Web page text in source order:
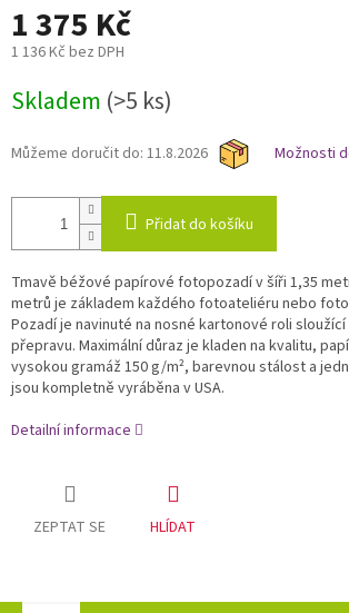
1 375 Kč
1 136 Kč bez DPH
cena:
Skladem (>5 ks)
Můžeme doručit do: 11.8.2026 Možnosti
Přidat do košíku
Tmavě béžové papírové fotopozadí v šíři 1,35
metrů je základem každého fotoateliéru nebo
Pozadí je navinuté na nosné kartonové roli
přepravu. Maximální důraz je kladen na kvalitu,
vysokou gramáž 150 g/m², barevnou stálost a
jsou kompletně vyráběna v USA.
Detailní informace
ZEPTAT SE HLÍDAT